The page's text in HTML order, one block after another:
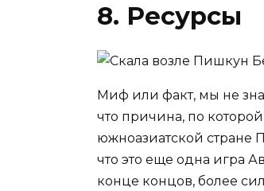
8. Ресурсы
Миф или факт, мы не
что причина, по
южноазиатской стране
что это еще одна игра
конце концов, более